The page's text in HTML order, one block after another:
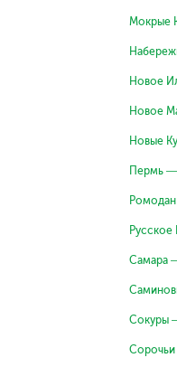
Мокрые
Новое
Новое
Новые
Пермь
Самара
Сокуры